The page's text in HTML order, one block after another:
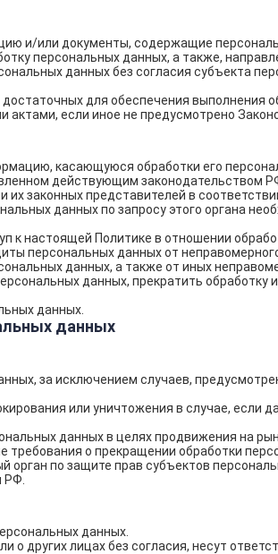
и/или документы, содержащие
персональных данных, а также,
данных без согласия субъекта
для обеспечения выполнения
если иное не предусмотрено
касающуюся обработки его
действующим законодательством
законных представителей в
данных по запросу этого органа
к настоящей Политике в отношении
персональных данных от
данных, а также от иных
данных, прекратить
данных.
данных
за исключением случаев,
или уничтожения в случае,
данных в целях продвижения на
требования о прекращении обработки
по защите прав субъектов
РФ.
данных.
других лицах без согласия, несут